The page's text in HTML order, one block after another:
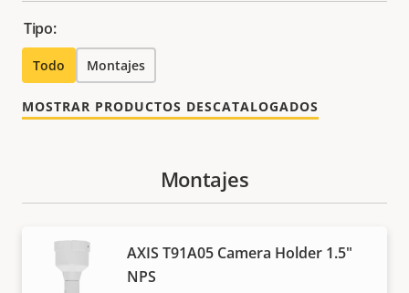
Tipo:
Todo Montajes
MOSTRAR PRODUCTOS DESCATALOGADOS
Montajes
AXIS T91A05 Camera Holder 1.5"
NPS